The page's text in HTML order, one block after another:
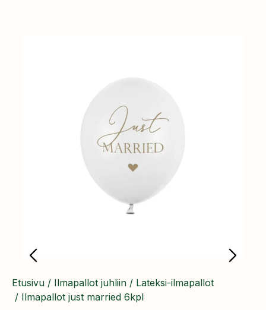
Etusivu / Ilmapallot juhliin / Lateksi-ilmapallot
/ Ilmapallot just married 6kpl